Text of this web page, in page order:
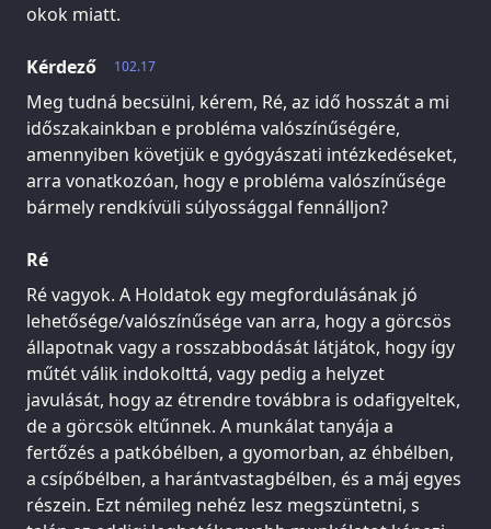
okok miatt.
102.17
Kérdező
Meg tudná becsülni, kérem, Ré, az idő hosszát a mi
időszakainkban e probléma valószínűségére,
amennyiben követjük e gyógyászati intézkedéseket,
arra vonatkozóan, hogy e probléma valószínűsége
bármely rendkívüli súlyossággal fennálljon?
Ré
Ré vagyok. A Holdatok egy megfordulásának jó
lehetősége/valószínűsége van arra, hogy a görcsös
állapotnak vagy a rosszabbodását látjátok, hogy így
műtét válik indokolttá, vagy pedig a helyzet
javulását, hogy az étrendre továbbra is odafigyeltek,
de a görcsök eltűnnek. A munkálat tanyája a
fertőzés a patkóbélben, a gyomorban, az éhbélben,
a csípőbélben, a harántvastagbélben, és a máj egyes
részein. Ezt némileg nehéz lesz megszüntetni, s